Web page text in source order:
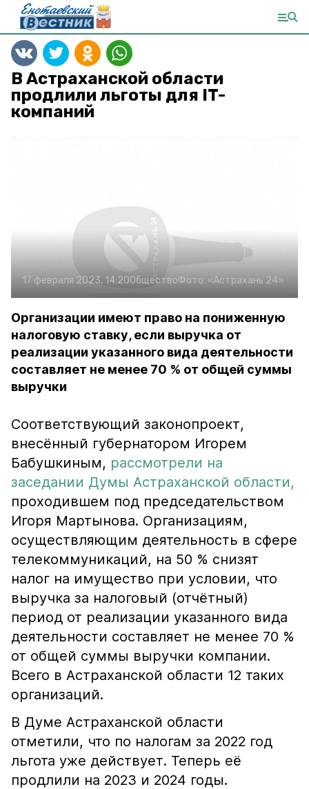
В Астраханской области
продлили льготы для IT-
компаний
17 февраля 2023, 14:20ОбществоФото: «Астрахань 24»
Организации имеют право на пониженную
налоговую ставку, если выручка от
реализации указанного вида деятельности
составляет не менее 70 % от общей суммы
выручки
Соответствующий законопроект,
внесённый губернатором Игорем
Бабушкиным, рассмотрели на
заседании Думы Астраханской области,
проходившем под председательством
Игоря Мартынова. Организациям,
осуществляющим деятельность в сфере
телекоммуникаций, на 50 % снизят
налог на имущество при условии, что
выручка за налоговый (отчётный)
период от реализации указанного вида
деятельности составляет не менее 70 %
от общей суммы выручки компании.
Всего в Астраханской области 12 таких
организаций.
В Думе Астраханской области
отметили, что по налогам за 2022 год
льгота уже действует. Теперь её
продлили на 2023 и 2024 годы.